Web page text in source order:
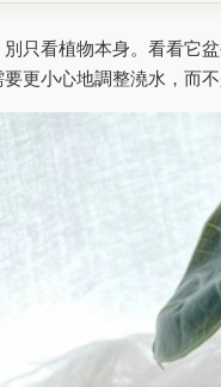
只看植物本身。看看它
更小心地調整澆水，而不